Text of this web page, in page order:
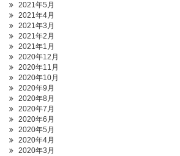
2021年5月
2021年4月
2021年3月
2021年2月
2021年1月
2020年12月
2020年11月
2020年10月
2020年9月
2020年8月
2020年7月
2020年6月
2020年5月
2020年4月
2020年3月